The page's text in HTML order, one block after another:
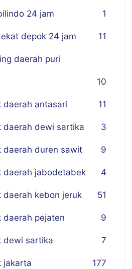
24 jam 1
depok 24 jam 11
daerah puri
10
daerah antasari 11
daerah dewi sartika 3
daerah duren sawit 9
daerah jabodetabek 4
daerah kebon jeruk 51
daerah pejaten 9
dewi sartika 7
jakarta 177